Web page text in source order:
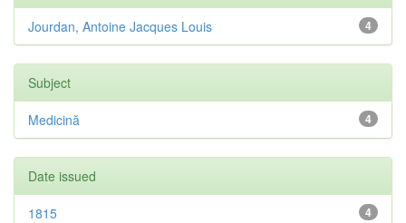
4
Jourdan, Antoine Jacques Louis
Subject
4
Medicină
Date issued
4
1815